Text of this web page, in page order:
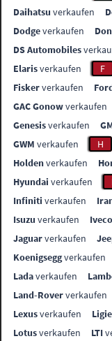
Daihatsu verkaufen
Dodgeverkaufen
DS Automobiles
Elarisverkaufen F
Fiskerverkaufen
GAC Gonowverkaufen
Genesisverkaufen
GWM verkaufen H
Holdenverkaufen
Hyundai verkaufen
Infiniti verkaufen
Isuzu verkaufen Iveco
Jaguarverkaufen
Koenigseggverkaufen
Ladaverkaufen
Land-Roververkaufen
Lexusverkaufen
Lotusverkaufen LTI